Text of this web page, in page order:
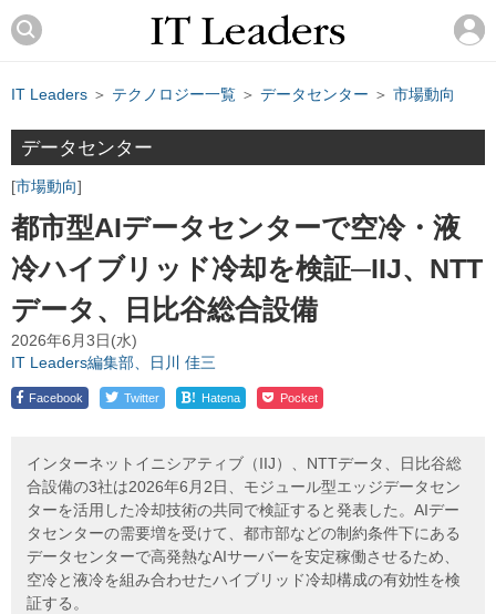
IT Leaders ＞ テクノロジー一覧 ＞ データセンター ＞ 市場動向
データセンター
市場動向
都市型AIデータセンターで空冷・液
冷ハイブリッド冷却を検証─IIJ、NTT
データ、日比谷総合設備
2026年6月3日(水)
IT Leaders編集部、日川 佳三
Facebook Twitter ! Hatena Pocket
インターネットイニシアティブ（IIJ）、NTTデータ、日比谷総
合設備の3社は2026年6月2日、モジュール型エッジデータセン
ターを活用した冷却技術の共同で検証すると発表した。AIデー
タセンターの需要増を受けて、都市部などの制約条件下にある
データセンターで高発熱なAIサーバーを安定稼働させるため、
空冷と液冷を組み合わせたハイブリッド冷却構成の有効性を検
証する。